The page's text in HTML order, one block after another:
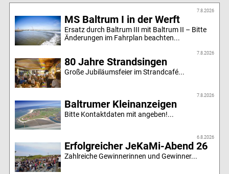
7.8.2026
MS Baltrum I in der Werft
Ersatz durch Baltrum III mit Baltrum II – Bitte
Änderungen im Fahrplan beachten...
7.8.2026
80 Jahre Strandsingen
Große Jubiläumsfeier im Strandcafé...
7.8.2026
Baltrumer Kleinanzeigen
Bitte Kontaktdaten mit angeben!...
6.8.2026
Erfolgreicher JeKaMi-Abend 26
Zahlreiche Gewinnerinnen und Gewinner...